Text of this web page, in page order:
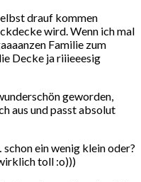
drauf kommen
wird. Wenn ich mal
Familie zum
Decke ja riiieeesig
geworden,
aus und passt absolut
schon ein wenig klein oder?
toll :o)))